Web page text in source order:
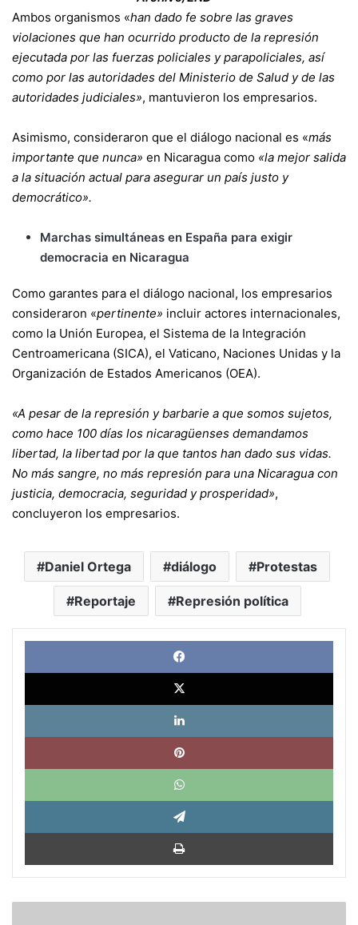
Ambos organismos «han dado fe sobre las graves
violaciones que han ocurrido producto de la represión
ejecutada por las fuerzas policiales y parapoliciales, así
como por las autoridades del Ministerio de Salud y de las
autoridades judiciales», mantuvieron los empresarios.
Asimismo, consideraron que el diálogo nacional es «más
importante que nunca» en Nicaragua como «la mejor salida
a la situación actual para asegurar un país justo y
democrático».
Marchas simultáneas en España para exigir
democracia en Nicaragua
Como garantes para el diálogo nacional, los empresarios
consideraron «pertinente» incluir actores internacionales,
como la Unión Europea, el Sistema de la Integración
Centroamericana (SICA), el Vaticano, Naciones Unidas y la
Organización de Estados Americanos (OEA).
«A pesar de la represión y barbarie a que somos sujetos,
como hace 100 días los nicaragüenses demandamos
libertad, la libertad por la que tantos han dado sus vidas.
No más sangre, no más represión para una Nicaragua con
justicia, democracia, seguridad y prosperidad»,
concluyeron los empresarios.
Daniel Ortega diálogo Protestas
Reportaje Represión política
X